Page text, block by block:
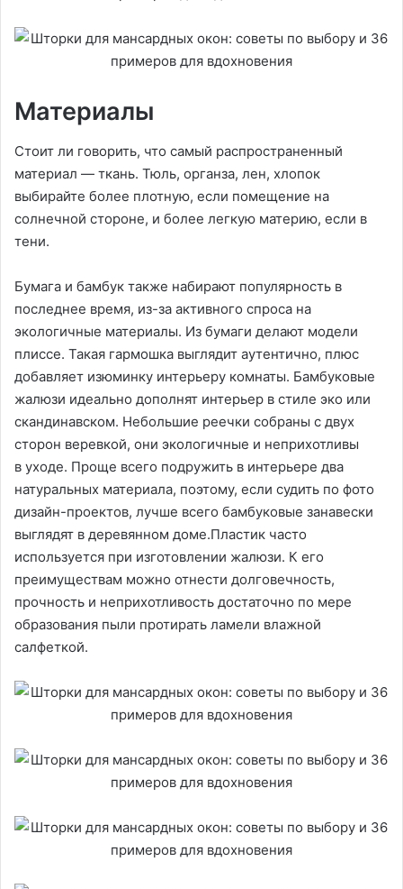
Материалы
Стоит ли говорить, что самый распространенный
материал — ткань. Тюль, органза, лен, хлопок
выбирайте более плотную, если помещение на
солнечной стороне, и более легкую материю, если в
тени.
Бумага и бамбук также набирают популярность в
последнее время, из-за активного спроса на
экологичные материалы. Из бумаги делают модели
плиссе. Такая гармошка выглядит аутентично, плюс
добавляет изюминку интерьеру комнаты. Бамбуковые
жалюзи идеально дополнят интерьер в стиле эко или
скандинавском. Небольшие реечки собраны с двух
сторон веревкой, они экологичные и неприхотливы
в уходе. Проще всего подружить в интерьере два
натуральных материала, поэтому, если судить по фото
дизайн-проектов, лучше всего бамбуковые занавески
выглядят в деревянном доме.Пластик часто
используется при изготовлении жалюзи. К его
преимуществам можно отнести долговечность,
прочность и неприхотливость достаточно по мере
образования пыли протирать ламели влажной
салфеткой.